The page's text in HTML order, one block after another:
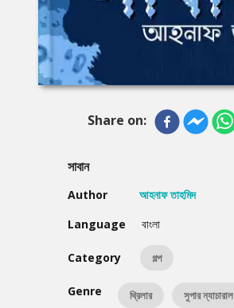
Share on:
সাবান
Author
আহনাফ তাহমিদ
Language
বাংলা
Category গল্প
Genre থ্রিলার সুপার ন্যাচারাল